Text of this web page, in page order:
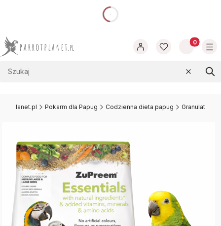
Produkty
Wyczyść
Pokarm dla Papug Codzienna dieta papug Granulat